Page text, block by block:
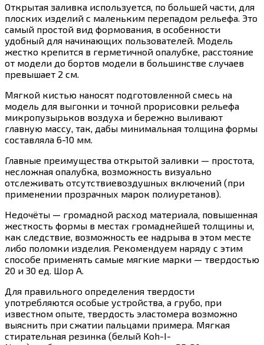
Открытая заливка используется, по большей части, для
плоских изделий с маленьким перепадом рельефа. Это
самый простой вид формования, в особенности
удобный для начинающих пользователей. Модель
жестко крепится в герметичной опалубке, расстояние
от модели до бортов модели в большинстве случаев
превышает 2 см.
Мягкой кистью наносят подготовленной смесь на
модель для выгонки и точной прорисовки рельефа
микропузырьков воздуха и бережно выливают
главную массу, так, дабы минимальная толщина формы
составляла 6-10 мм.
Главные преимущества открытой заливки — простота,
несложная опалубка, возможность визуально
отслеживать отсутствиевоздушных включений (при
применении прозрачных марок полиуретанов).
Недочёты — громадной расход материала, повышенная
жесткость формы в местах громаднейшей толщины и,
как следствие, возможность ее надрыва в этом месте
либо поломки изделия. Рекомендуем наряду с этим
способе применять самые мягкие марки — твердостью
20 и 30 ед. Шор А.
Для правильного определения твердости
употребляются особые устройства, а грубо, при
известном опыте, твердость эластомера возможно
выяснить при сжатии пальцами примера. Мягкая
стирательная резинка (белый Koh-I-